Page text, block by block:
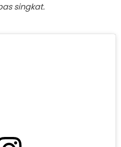
singkat.